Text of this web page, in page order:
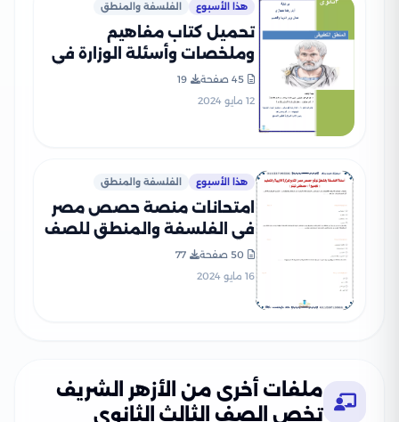
هذا الأسبوع الفلسفة والمنطق
تحميل كتاب مفاهيم
وملخصات وأسئلة الوزارة في
المنطق للصف الثالث الثانوي
PDF بالاجابات
45 صفحة
19
12 مايو 2024
هذا الأسبوع الفلسفة والمنطق
امتحانات منصة حصص مصر
في الفلسفة والمنطق للصف
الثالث الثانوي PDF بالاجابات
50 صفحة
77
16 مايو 2024
ملفات أخرى من الأزهر الشريف
تخص الصف الثالث الثانوي